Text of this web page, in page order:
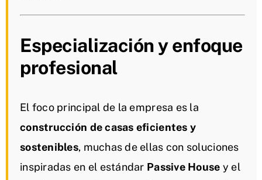
Especialización y enfoque
profesional
El foco principal de la empresa es la
construcción de casas eficientes y
sostenibles, muchas de ellas con soluciones
inspiradas en el estándar Passive House y el